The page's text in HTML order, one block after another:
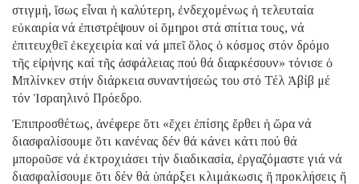
στιγμή, ἴσως εἶναι ἡ καλύτερη, ἐνδεχομένως ἡ τελευταία
εὐκαιρία νά ἐπιστρέψουν οἱ ὅμηροι στά σπίτια τους, νά
ἐπιτευχθεῖ ἐκεχειρία καί νά μπεῖ ὅλος ὁ κόσμος στόν δρόμο
τῆς εἰρήνης καί τῆς ἀσφάλειας πού θά διαρκέσουν» τόνισε ὁ
Μπλίνκεν στήν διάρκεια συναντήσεώς του στό Τέλ Ἀβίβ μέ
τόν Ἰσραηλινό Πρόεδρο.
Ἐπιπροσθέτως, ἀνέφερε ὅτι «ἔχει ἐπίσης ἔρθει ἡ ὥρα νά
διασφαλίσουμε ὅτι κανένας δέν θά κάνει κάτι πού θά
μποροῦσε νά ἐκτροχιάσει τήν διαδικασία, ἐργαζόμαστε γιά νά
διασφαλίσουμε ὅτι δέν θά ὑπάρξει κλιμάκωσις ἤ προκλήσεις ἤ